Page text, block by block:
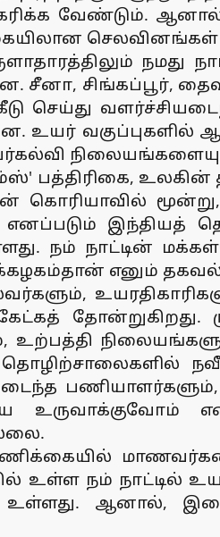
வேண்டும்.
செலவினங்கள்
நமது
சீனா, சிங்கப்பூர்,
செய்து
உயர் வகுப்புகளில்
உலகின்
கொரியாவில்
எனப்படும் இந்தியத்
நம் நாட்டின்
எனும்
தோன்றுகிறது.
உற்பத்தி
உள்ள நம் நாட்டில்
உள்ளது. ஆனால்,